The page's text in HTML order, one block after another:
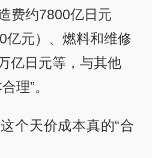
费约7800亿日元
亿元）、燃料和维修
亿日元等，与其他
理”。
个天价成本真的“合